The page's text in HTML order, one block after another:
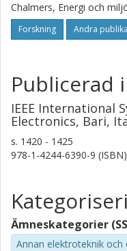
Chalmers, Energi och
Forskning Andra
Publicerad i
IEEE International
Electronics, Bari,
s. 1420 - 1425
978-1-4244-6390-9 (ISBN)
Ämneskategorier
Annan elektroteknik och